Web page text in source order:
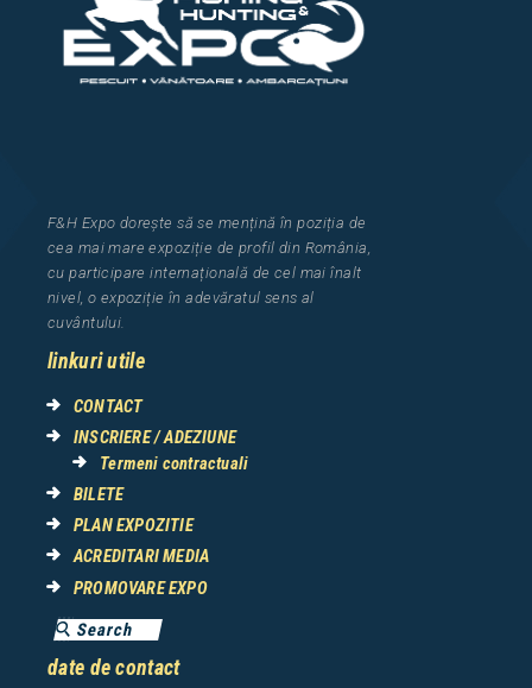
F&H Expo dorește să se mențină în poziția de
cea mai mare expoziție de profil din România
cu participare internațională de cel maiînalt
nivel, o expoziție în adevăratul sens al
cuvântului.
linkuri utile
CONTACT
INSCRIERE / ADEZIUNE
Termeni contractuali
BILETE
PLAN EXPOZITIE
ACREDITARI MEDIA
PROMOVARE EXPO
date de contact